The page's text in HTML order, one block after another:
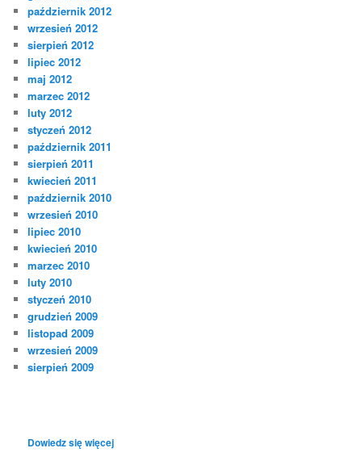
październik 2012
wrzesień 2012
sierpień 2012
lipiec 2012
maj 2012
marzec 2012
luty 2012
styczeń 2012
październik 2011
sierpień 2011
kwiecień 2011
październik 2010
wrzesień 2010
lipiec 2010
kwiecień 2010
marzec 2010
luty 2010
styczeń 2010
grudzień 2009
listopad 2009
wrzesień 2009
sierpień 2009
Dowiedz się więcej: